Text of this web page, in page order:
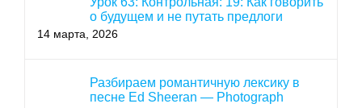
о будущем и не путать предлоги
14 марта, 2026
Разбираем романтичную лексику в
песне Ed Sheeran — Photograph